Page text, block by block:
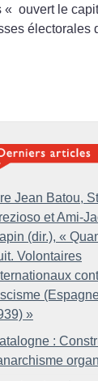
« ouvert le
électorales
Jean Batou,
et Ami-
(dir.), «
Volontaires
»
: